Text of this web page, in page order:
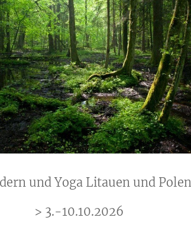
und Yoga Litauen und Polen
> 3.-10.10.2026